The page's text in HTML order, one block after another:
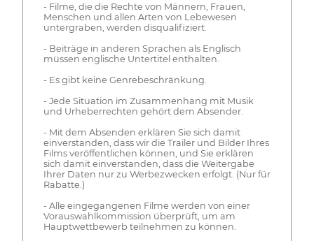
- Filme, die die Rechte von Männern, Frauen,
Menschen und allen Arten von Lebewesen
untergraben, werden disqualifiziert.
- Beiträge in anderen Sprachen als Englisch
müssen englische Untertitel enthalten.
- Es gibt keine Genrebeschränkung.
- Jede Situation im Zusammenhang mit Musik
und Urheberrechten gehört dem Absender.
- Mit dem Absenden erklären Sie sich damit
einverstanden, dass wir die Trailer und Bilder Ihres
Films veröffentlichen können, und Sie erklären
sich damit einverstanden, dass die Weitergabe
Ihrer Daten nur zu Werbezwecken erfolgt. (Nur für
Rabatte.)
- Alle eingegangenen Filme werden von einer
Vorauswahlkommission überprüft, um am
Hauptwettbewerb teilnehmen zu können.